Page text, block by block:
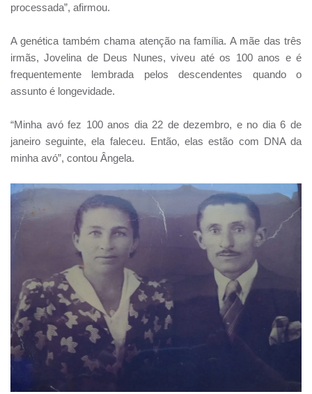
processada”, afirmou.
A genética também chama atenção na família. A mãe das três
irmãs, Jovelina de Deus Nunes, viveu até os 100 anos e é
frequentemente lembrada pelos descendentes quando o
assunto é longevidade.
“Minha avó fez 100 anos dia 22 de dezembro, e no dia 6 de
janeiro seguinte, ela faleceu. Então, elas estão com DNA da
minha avó”, contou Ângela.